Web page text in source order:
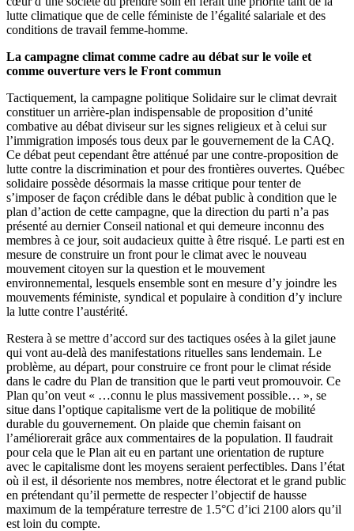
lutte climatique que de celle féministe de l’égalité salariale et des
conditions de travail femme-homme.
La campagne climat comme cadre au débat sur le voile et
comme ouverture vers le Front commun
Tactiquement, la campagne politique Solidaire sur le climat devrait
constituer un arrière-plan indispensable de proposition d’unité
combative au débat diviseur sur les signes religieux et à celui sur
l’immigration imposés tous deux par le gouvernement de la CAQ.
Ce débat peut cependant être atténué par une contre-proposition de
lutte contre la discrimination et pour des frontières ouvertes. Québec
solidaire possède désormais la masse critique pour tenter de
s’imposer de façon crédible dans le débat public à condition que le
plan d’action de cette campagne, que la direction du parti n’a pas
présenté au dernier Conseil national et qui demeure inconnu des
membres à ce jour, soit audacieux quitte à être risqué. Le parti est en
mesure de construire un front pour le climat avec le nouveau
mouvement citoyen sur la question et le mouvement
environnemental, lesquels ensemble sont en mesure d’y joindre les
mouvements féministe, syndical et populaire à condition d’y inclure
la lutte contre l’austérité.
Restera à se mettre d’accord sur des tactiques osées à la gilet jaune
qui vont au-delà des manifestations rituelles sans lendemain. Le
problème, au départ, pour construire ce front pour le climat réside
dans le cadre du Plan de transition que le parti veut promouvoir. Ce
Plan qu’on veut « …connu le plus massivement possible… », se
situe dans l’optique capitalisme vert de la politique de mobilité
durable du gouvernement. On plaide que chemin faisant on
l’améliorerait grâce aux commentaires de la population. Il faudrait
pour cela que le Plan ait eu en partant une orientation de rupture
avec le capitalisme dont les moyens seraient perfectibles. Dans l’état
où il est, il désoriente nos membres, notre électorat et le grand public
en prétendant qu’il permette de respecter l’objectif de hausse
maximum de la température terrestre de 1.5°C d’ici 2100 alors qu’il
est loin du compte.